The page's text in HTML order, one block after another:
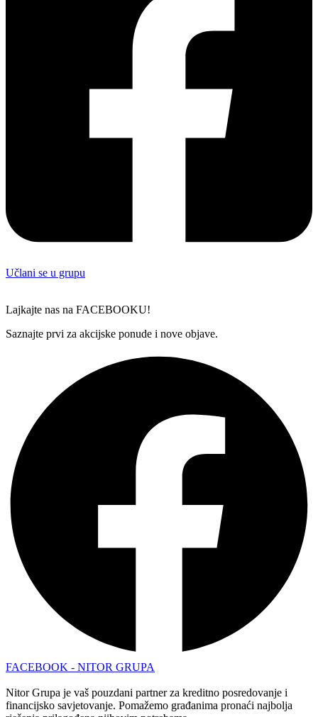
Učlani se u grupu
Lajkajte nas na FACEBOOKU!
Saznajte prvi za akcijske ponude i nove objave.
FACEBOOK - NITOR GRUPA
Nitor Grupa je vaš pouzdani partner za kreditno posredovanje i
financijsko savjetovanje. Pomažemo građanima pronaći najbolja